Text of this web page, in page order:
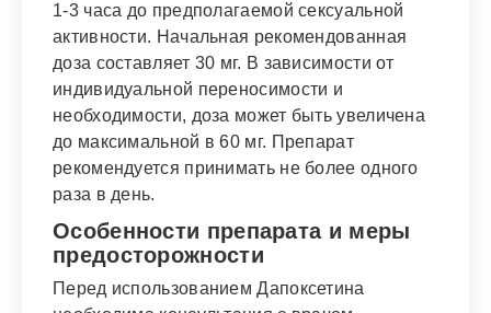
1-3 часа до предполагаемой сексуальной
активности. Начальная рекомендованная
доза составляет 30 мг. В зависимости от
индивидуальной переносимости и
необходимости, доза может быть увеличена
до максимальной в 60 мг. Препарат
рекомендуется принимать не более одного
раза в день.
Особенности препарата и меры
предосторожности
Перед использованием Дапоксетина